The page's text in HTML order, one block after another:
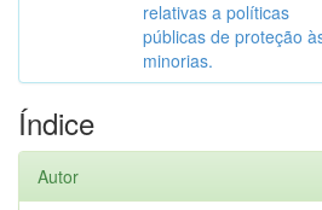
relativas a políticas
públicas de proteção
minorias.
Índice
Autor